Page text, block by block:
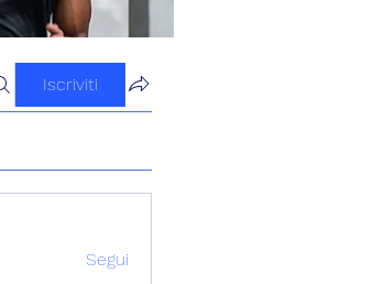
Iscriviti
Segui